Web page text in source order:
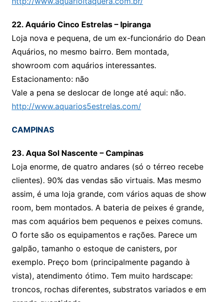
22. Aquário Cinco Estrelas – Ipiranga
Loja nova e pequena, de um ex-funcionário do Dean
Aquários, no mesmo bairro. Bem montada,
showroom com aquários interessantes.
Estacionamento: não
Vale a pena se deslocar de longe até aqui: não.
http://www.aquarios5estrelas.com/
CAMPINAS
23. Aqua Sol Nascente – Campinas
Loja enorme, de quatro andares (só o térreo recebe
clientes). 90% das vendas são virtuais. Mas mesmo
assim, é uma loja grande, com vários aquas de show
room, bem montados. A bateria de peixes é grande,
mas com aquários bem pequenos e peixes comuns.
O forte são os equipamentos e rações. Parece um
galpão, tamanho o estoque de canisters, por
exemplo. Preço bom (principalmente pagando à
vista), atendimento ótimo. Tem muito hardscape:
troncos, rochas diferentes, substratos variados e em